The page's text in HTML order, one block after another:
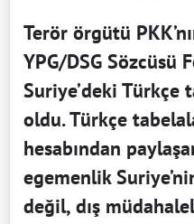
Terör örgütü
YPG/DSG Sözcüsü
Suriye’deki Türkçe
oldu. Türkçe
hesabından
egemenlik
değil, dış